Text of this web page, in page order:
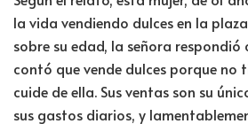
la vida vendiendo dulces en la
sobre su edad, la señora respondió
contó que vende dulces porque no
cuide de ella. Sus ventas son su
sus gastos diarios, y